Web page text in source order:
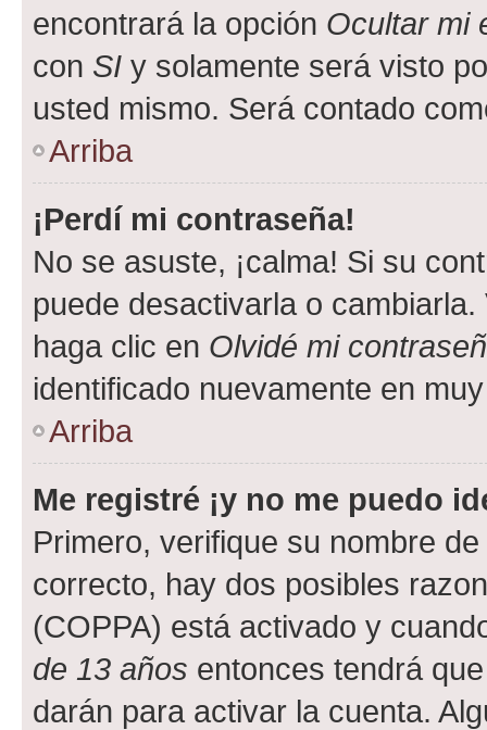
encontrará la opción Ocultar mi
con SI y solamente será visto
usted mismo. Será contado
Arriba
¡Perdí mi contraseña!
No se asuste, ¡calma! Si su
puede desactivarla o
haga clic en Olvidé mi
identificado nuevamente en
Arriba
Me registré ¡y no me puedo
Primero, verifique su nombre
correcto, hay dos posibles
(COPPA) está activado y
de 13 años entonces tendrá
darán para activar la cuenta.